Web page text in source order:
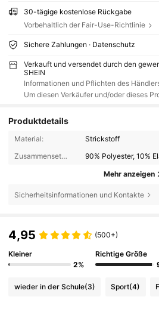
30-tägige kostenlose Rückgabe
Vorbehaltlich der Fair-Use-Richtlinie
Sichere Zahlungen · Datenschutz
Verkauft und versendet durch den
SHEIN
Informationen und Pflichten des
Um diesen Verkäufer und/oder dieses
Produktdetails
Material:
Strickstoff
Zusammensetzung:
90% Polyester, 10%
Mehr anzeigen
Sicherheitsinformationen und Kontakte
4,95 (500+)
Kleiner
2%
Richtige Größe
wieder in der Schule(3) Sport(4)